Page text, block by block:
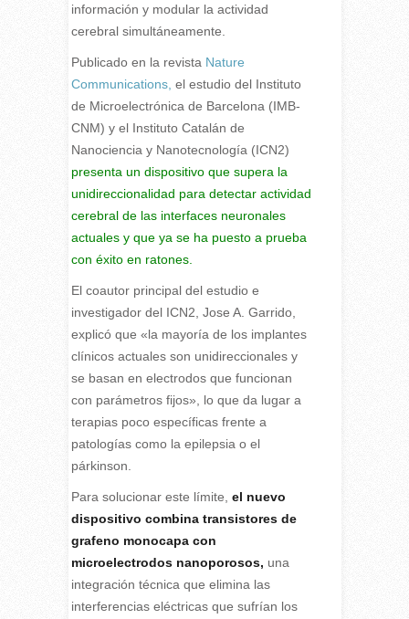
información y modular la actividad
cerebral simultáneamente.
Publicado en la revista Nature
Communications, el estudio del Instituto
de Microelectrónica de Barcelona (IMB-
CNM) y el Instituto Catalán de
Nanociencia y Nanotecnología (ICN2)
presenta un dispositivo que supera la
unidireccionalidad para detectar actividad
cerebral de las interfaces neuronales
actuales y que ya se ha puesto a prueba
con éxito en ratones.
El coautor principal del estudio e
investigador del ICN2, Jose A. Garrido,
explicó que «la mayoría de los implantes
clínicos actuales son unidireccionales y
se basan en electrodos que funcionan
con parámetros fijos», lo que da lugar a
terapias poco específicas frente a
patologías como la epilepsia o el
párkinson.
Para solucionar este límite, el nuevo
dispositivo combina transistores de
grafeno monocapa con
microelectrodos nanoporosos, una
integración técnica que elimina las
interferencias eléctricas que sufrían los